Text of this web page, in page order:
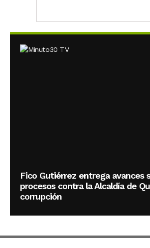
Fico Gutiérrez entrega avances
procesos contra la Alcaldía de
corrupción